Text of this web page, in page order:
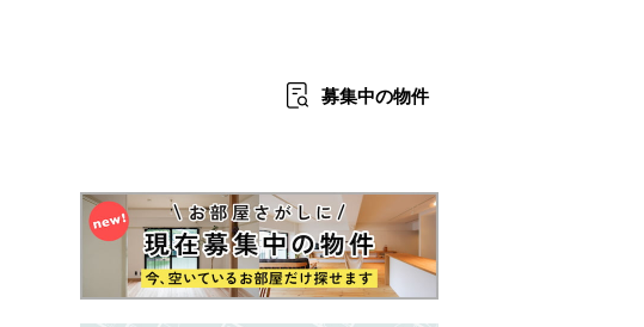
募集中の物件